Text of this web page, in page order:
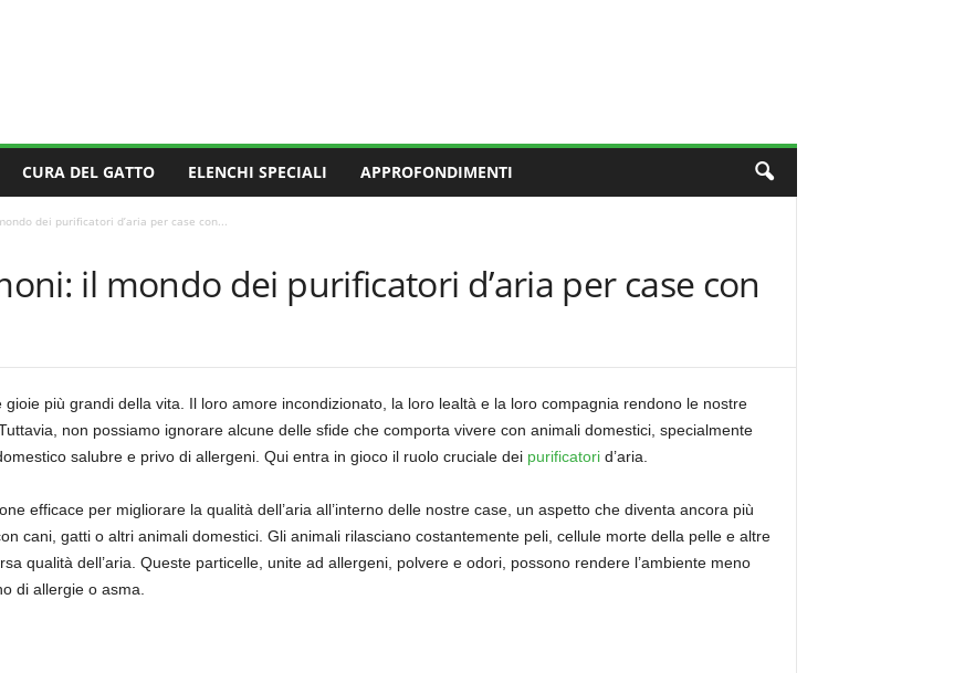
CURA DEL GATTO ELENCHI SPECIALI APPROFONDIMENTI
dei purificatori d’aria per case con...
il mondo dei purificatori d’aria per case con
più grandi della vita. Il loro amore incondizionato, la loro lealtà e la loro compagnia rendono le nostre
non possiamo ignorare alcune delle sfide che comporta vivere con animali domestici, specialmente
salubre e privo di allergeni. Qui entra in gioco il ruolo cruciale dei purificatorid’aria.
efficace per migliorare la qualità dell’aria all’interno delle nostre case, un aspetto che diventa ancora più
cani, gatti o altri animali domestici. Gli animali rilasciano costantemente peli, cellule morte della pelle e altre
qualità dell’aria. Queste particelle, unite ad allergeni, polvere e odori, possono rendere l’ambiente meno
di allergie o asma.